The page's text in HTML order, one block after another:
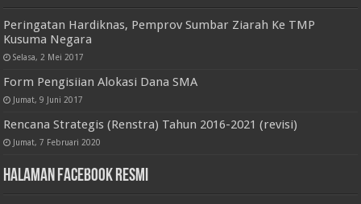
Peringatan Hardiknas, Pemprov Sumbar Ziarah Ke TMP
Kusuma Negara
Selasa, 2 Mei 2017
Form Pengisiian Alokasi Dana SMA
Jumat, 9 Juni 2017
Rencana Strategis (Renstra) Tahun 2016-2021 (revisi)
Jumat, 7 Februari 2020
Halaman Facebook Resmi